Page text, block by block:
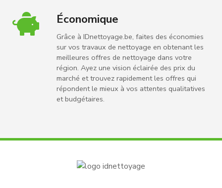
Économique
Grâce à IDnettoyage.be, faites des économies
sur vos travaux de nettoyage en obtenant les
meilleures offres de nettoyage dans votre
région. Ayez une vision éclairée des prix du
marché et trouvez rapidement les offres qui
répondent le mieux à vos attentes qualitatives
et budgétaires.